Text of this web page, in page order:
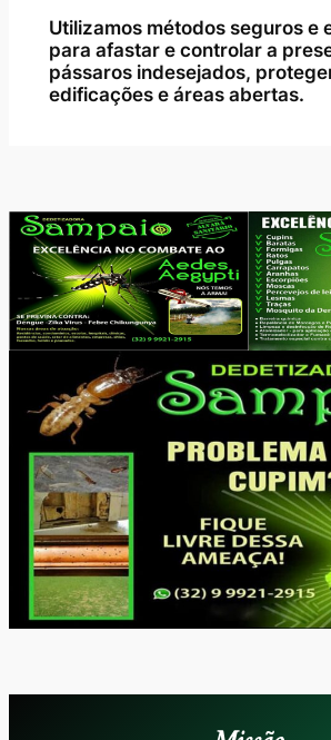
Utilizamos métodos seguros e
para afastar e controlar a
pássaros indesejados,
edificações e áreas abertas.